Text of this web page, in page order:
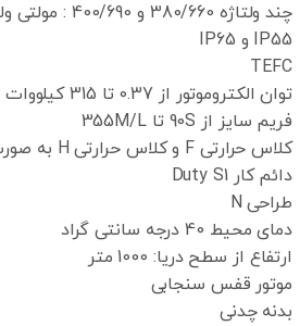
چند ولتاژه 380/660 و 400/690 : مولتی ولتاژ می‌باشد.
IP55 و IP65
TEFC
توان الکتروموتور از 0.37 تا 315 کیلووات
فریم سایز از 90S تا 355M/L
کلاس حرارتی F و کلاس حرارتی H به صورت سفارشی است.
دائم کار Duty S1
طراحی N
دمای محیط 40 درجه سانتی گراد
ارتفاع از سطح دریا: 1000 متر
موتور قفس سنجابی
بدنه چدنی